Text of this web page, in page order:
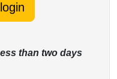
than two days